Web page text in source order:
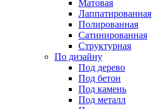
Матовая
Лаппатированная
Полированная
Сатинированная
Структурная
По дизайну
Под дерево
Под бетон
Под камень
Под металл